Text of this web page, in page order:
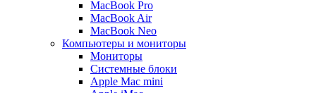
MacBook Pro
MacBook Air
MacBook Neo
Компьютеры и мониторы
Мониторы
Системные блоки
Apple Mac mini